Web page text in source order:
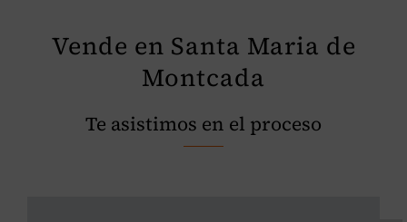
Vende en Santa Maria de
Montcada
Te asistimos en el proceso